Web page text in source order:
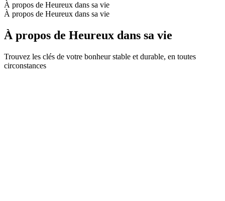
À propos de Heureux dans sa vie
À propos de Heureux dans sa vie
À propos de Heureux dans sa vie
Trouvez les clés de votre bonheur stable et durable, en toutes
circonstances